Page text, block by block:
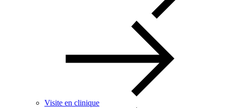
Visite en clinique